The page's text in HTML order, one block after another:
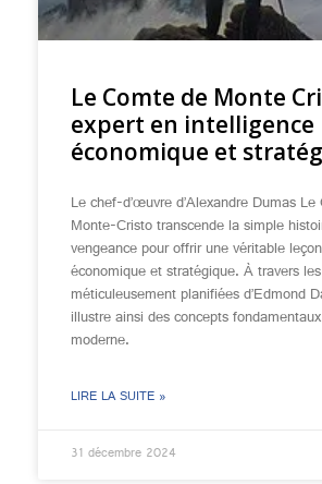
Le Comte de Monte
expert en intelligence
économique et
Le chef-d’œuvre d’Alexandre Dumas
Monte-Cristo transcende la simple
vengeance pour offrir une véritable
économique et stratégique. À travers
méticuleusement planifiées d’Edmond
illustre ainsi des concepts
moderne.
LIRE LA SUITE »
31 décembre 2024